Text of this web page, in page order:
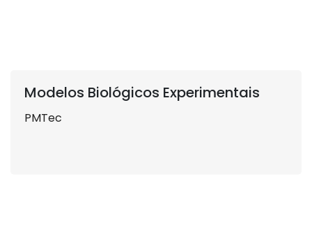
Modelos Biológicos Experimentais
PMTec